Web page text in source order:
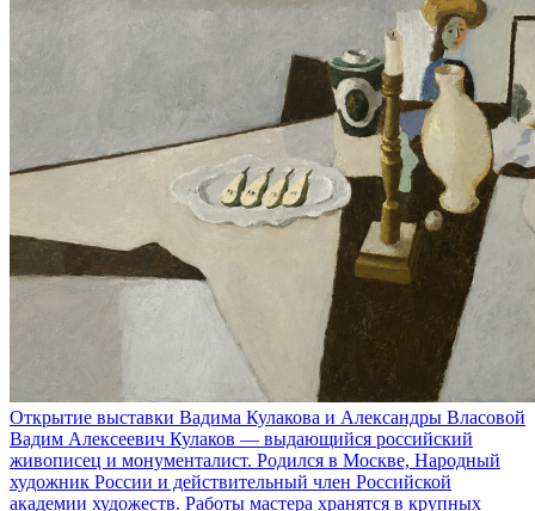
Открытие выставки Вадима Кулакова и Александры Власовой
Вадим Алексеевич Кулаков — выдающийся российский
живописец и монументалист. Родился в Москве, Народный
художник России и действительный член Российской
академии художеств. Работы мастера хранятся в крупных